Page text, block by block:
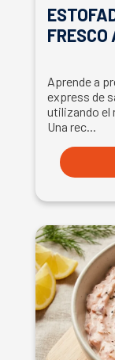
Aprende a
express de
utilizando el
Una rec...